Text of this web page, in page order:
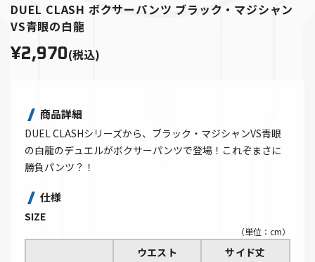
DUEL CLASH ボクサーパンツ ブラック・マジシャン
VS青眼の白龍
¥2,970(税込)
商品詳細
DUEL CLASHシリーズから、ブラック・マジシャンVS青眼
の白龍のデュエルがボクサーパンツで登場！これぞまさに
勝負パンツ？！
仕様
SIZE
（単位：cm）
ウエスト
サイド丈